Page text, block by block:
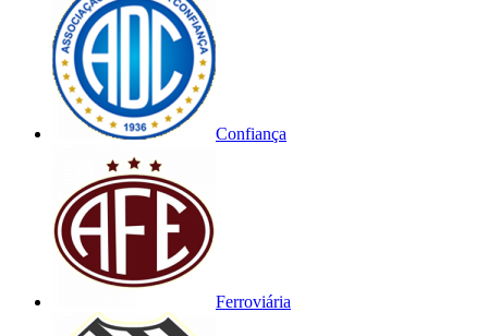
Confiança
Ferroviária